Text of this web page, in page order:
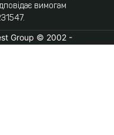
вимогам
Group © 2002 -